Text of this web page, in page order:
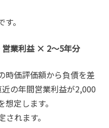
。
営業利益 × 2〜5年分
時価評価額から負債を差
の年間営業利益が2,000
定します。
れます。